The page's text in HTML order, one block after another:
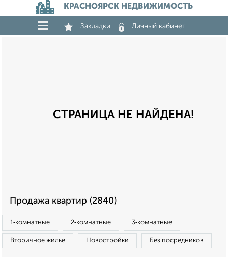
КРАСНОЯРСК НЕДВИЖИМОСТЬ
Закладки Личный кабинет
СТРАНИЦА НЕ НАЙДЕНА!
Продажа квартир (2840)
1‑комнатные 2‑комнатные 3‑комнатные
Вторичное жилье Новостройки Без посредников